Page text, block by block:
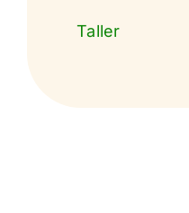
Taller